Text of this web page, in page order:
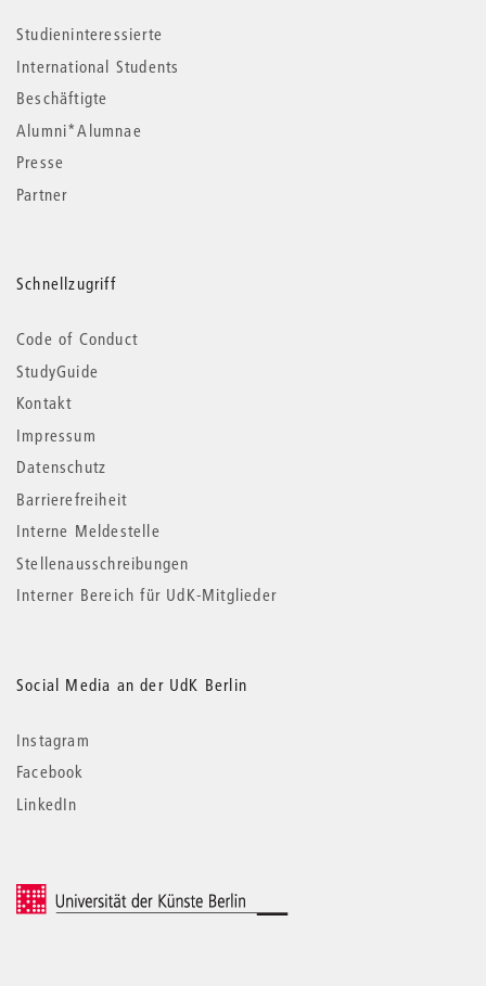
Studieninteressierte
International Students
Beschäftigte
Alumni*Alumnae
Presse
Partner
Schnellzugriff
Code of Conduct
StudyGuide
Kontakt
Impressum
Datenschutz
Barrierefreiheit
Interne Meldestelle
Stellenausschreibungen
Interner Bereich für UdK-Mitglieder
Social Media an der UdK Berlin
Instagram
Facebook
LinkedIn
© 2026 Universität der Künste Berlin